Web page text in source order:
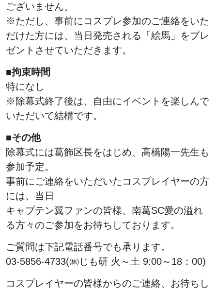
ございません。
※ただし、事前にコスプレ参加のご連絡をいた
だけた方には、当日発売される「絵馬」をプレ
ゼントさせていただきます。
■拘束時間
特になし
※除幕式終了後は、自由にイベントを楽しんで
いただいて結構です。
■その他
除幕式には葛飾区長をはじめ、高橋陽一先生も
参加予定。
事前にご連絡をいただいたコスプレイヤーの方
には、当日
キャプテン翼ファンの皆様、南葛SC愛の溢れ
る方々のご参加をお待ちしております。
ご質問は下記電話番号でも承ります。
03-5856-4733(㈱じも研 火～土 9:00～18：00)
コスプレイヤーの皆様からのご連絡、お待ちし